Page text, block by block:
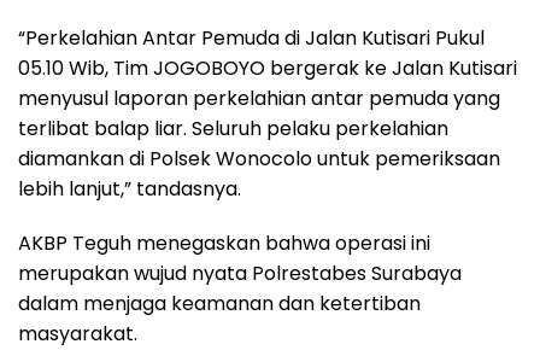
“Perkelahian Antar Pemuda di Jalan Kutisari Pukul
05.10 Wib, Tim JOGOBOYO bergerak ke Jalan Kutisari
menyusul laporan perkelahian antar pemuda yang
terlibat balap liar. Seluruh pelaku perkelahian
diamankan di Polsek Wonocolo untuk pemeriksaan
lebih lanjut,” tandasnya.
AKBP Teguh menegaskan bahwa operasi ini
merupakan wujud nyata Polrestabes Surabaya
dalam menjaga keamanan dan ketertiban
masyarakat.